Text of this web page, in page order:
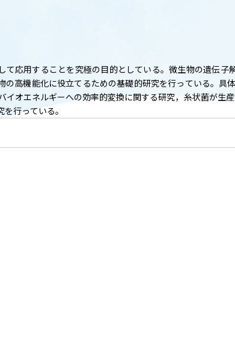
教育（学部・大学院等）
SOCIAL
て応用することを究極の目的としている。微生物の遺伝
の高機能化に役立てるための基礎的研究を行っている。具
イオエネルギーへの効率的変換に関する研究，糸状菌が生
行っている。